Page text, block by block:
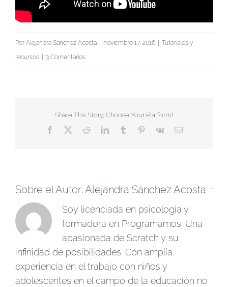
Por Alejandra Sánchez Acosta noviembre 17, 2016
Tutoriales y
recursos
3 Comentarios
Share This Story, Choose Your Platform!
Facebook RedditLinkedInTumblr Pinterest
Vk
Correo
Sobre el Autor: Alejandra Sánchez Acosta
Soy licenciada en psicología y
formadora en Programamos. Una
apasionada de Scratch y su
infinidad de posibilidades. Con amplía
experiencia en el trabajo con niños y
adolescentes en el campo de la educación no